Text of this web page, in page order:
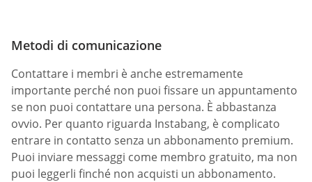
Metodi di comunicazione
Contattare i membri è anche estremamente
importante perché non puoi fissare un appuntamento
se non puoi contattare una persona. È abbastanza
ovvio. Per quanto riguarda Instabang, è complicato
entrare in contatto senza un abbonamento premium.
Puoi inviare messaggi come membro gratuito, ma non
puoi leggerli finché non acquisti un abbonamento.